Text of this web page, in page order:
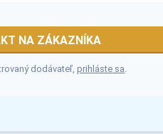
NA ZÁKAZNÍKA
dodávateľ,prihláste sa.